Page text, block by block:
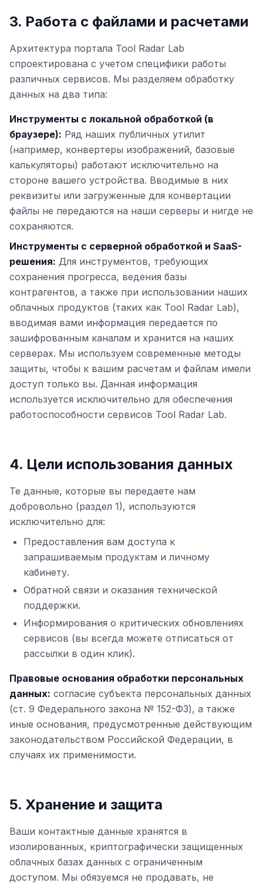
3. Работа с файлами и расчетами
Архитектура портала Tool Radar Lab
спроектирована с учетом специфики работы
различных сервисов. Мы разделяем обработку
данных на два типа:
Инструменты с локальной обработкой (в
браузере): Ряд наших публичных утилит
(например, конвертеры изображений, базовые
калькуляторы) работают исключительно на
стороне вашего устройства. Вводимые в них
реквизиты или загруженные для конвертации
файлы не передаются на наши серверы и нигде не
сохраняются.
Инструменты с серверной обработкой и SaaS-
решения: Для инструментов, требующих
сохранения прогресса, ведения базы
контрагентов, а также при использовании наших
облачных продуктов (таких как Tool Radar Lab),
вводимая вами информация передается по
зашифрованным каналам и хранится на наших
серверах. Мы используем современные методы
защиты, чтобы к вашим расчетам и файлам имели
доступ только вы. Данная информация
используется исключительно для обеспечения
работоспособности сервисов Tool Radar Lab.
4. Цели использования данных
Те данные, которые вы передаете нам
добровольно (раздел 1), используются
исключительно для:
Предоставления вам доступа к
запрашиваемым продуктам и личному
кабинету.
Обратной связи и оказания технической
поддержки.
Информирования о критических обновлениях
сервисов (вы всегда можете отписаться от
рассылки в один клик).
Правовые основания обработки персональных
данных: согласие субъекта персональных данных
(ст. 9 Федерального закона № 152-ФЗ), а также
иные основания, предусмотренные действующим
законодательством Российской Федерации, в
случаях их применимости.
5. Хранение и защита
Ваши контактные данные хранятся в
изолированных, криптографически защищенных
облачных базах данных с ограниченным
доступом. Мы обязуемся не продавать, не